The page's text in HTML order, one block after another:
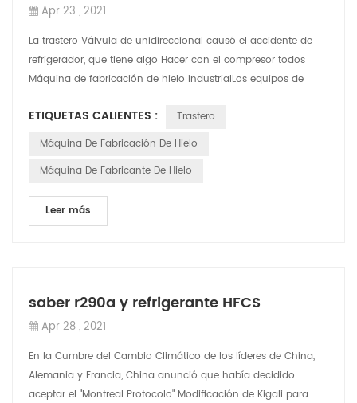
Apr 23 , 2021
La trastero Válvula de unidireccional causó el accidente de
refrigerador, que tiene algo Hacer con el compresor todos
Máquina de fabricación de hielo industrialLos equipos de
ETIQUETAS CALIENTES :
Trastero
Máquina De Fabricación De Hielo
Máquina De Fabricante De Hielo
Leer más
saber r290a y refrigerante HFCS
Apr 28 , 2021
En la Cumbre del Cambio Climático de los líderes de China,
Alemania y Francia, China anunció que había decidido
aceptar el "Montreal Protocolo" Modificación de Kigali para